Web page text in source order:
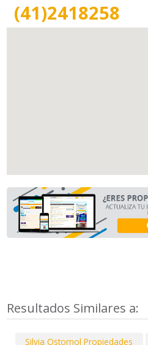
(41)2418258
Resultados Similares a:
Silvia Ostornol Propiedades